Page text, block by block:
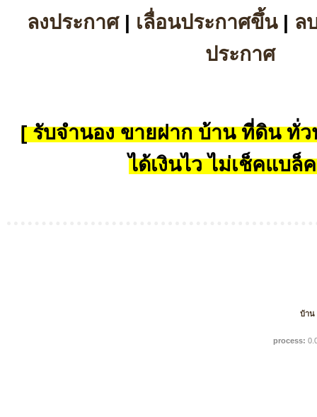
ลงประกาศ| เลื่อนประกาศขึ้น| ล
ประกาศ
[ รับจำนอง ขายฝาก บ้าน ที่ดิน ทั่ว
ได้เงินไว ไม่เช็คแบล็
บ้าน
process: